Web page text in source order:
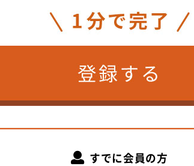
Port」では、ジグザグ形状屋根の谷部に
で、元旦スチール防水屋根をフラットに
うにと考えました。さらに異なる屋根材
すでに会員の方